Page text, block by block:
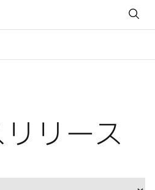
リース